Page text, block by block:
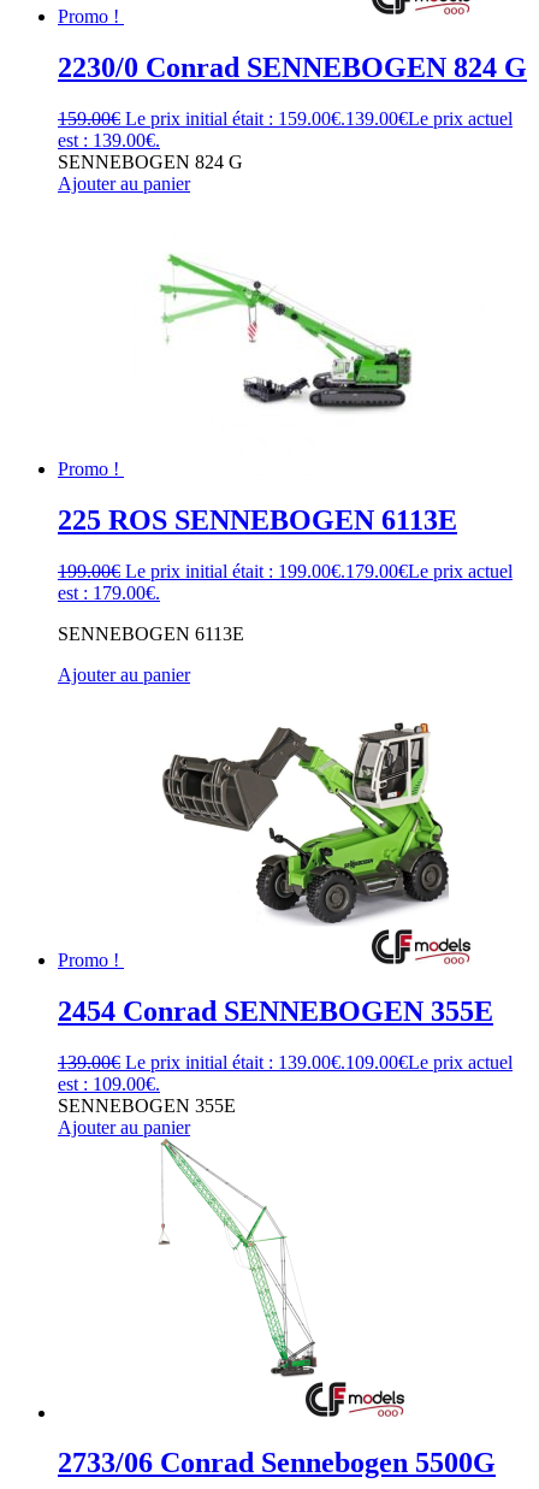
Promo !
2230/0 Conrad SENNEBOGEN 824 G
159.00€ Le prix initial était : 159.00€.139.00€Le prix actuel
est : 139.00€.
SENNEBOGEN 824 G
Ajouter au panier
Promo !
225 ROS SENNEBOGEN 6113E
199.00€ Le prix initial était : 199.00€.179.00€Le prix actuel
est : 179.00€.
SENNEBOGEN 6113E
Ajouter au panier
Promo !
2454 Conrad SENNEBOGEN 355E
139.00€ Le prix initial était : 139.00€.109.00€Le prix actuel
est : 109.00€.
SENNEBOGEN 355E
Ajouter au panier
2733/06 Conrad Sennebogen 5500G